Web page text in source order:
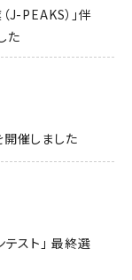
J-PEAKS）」伴
た
催しました
スト」 最終選